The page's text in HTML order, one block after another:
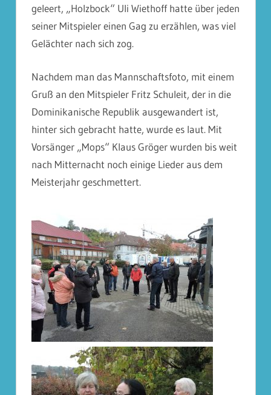
geleert, „Holzbock“ Uli Wiethoff hatte über jeden
seiner Mitspieler einen Gag zu erzählen, was viel
Gelächter nach sich zog.
Nachdem man das Mannschaftsfoto, mit einem
Gruß an den Mitspieler Fritz Schuleit, der in die
Dominikanische Republik ausgewandert ist,
hinter sich gebracht hatte, wurde es laut. Mit
Vorsänger „Mops“ Klaus Gröger wurden bis weit
nach Mitternacht noch einige Lieder aus dem
Meisterjahr geschmettert.